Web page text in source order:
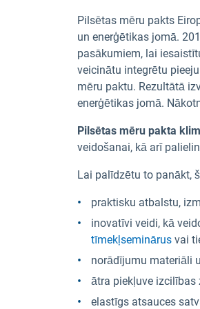
Pilsētas mēru pakts
un enerģētikas jomā.
pasākumiem, lai
veicinātu integrētu
mēru paktu. Rezultātā
enerģētikas jomā.
Pilsētas mēru pakta
veidošanai, kā arī
Lai palīdzētu to panākt,
praktisku atbalstu,
inovatīvi veidi, kā
tīmekļseminārus vai
norādījumu materiāli
ātra piekļuve izcilības
elastīgs atsauces